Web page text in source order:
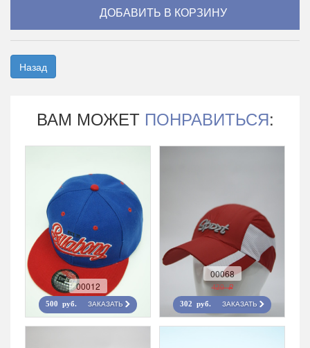
Назад
ВАМ МОЖЕТ ПОНРАВИТЬСЯ:
00012
500 руб. ЗАКАЗАТЬ
00068
420 r
302 руб. ЗАКАЗАТЬ